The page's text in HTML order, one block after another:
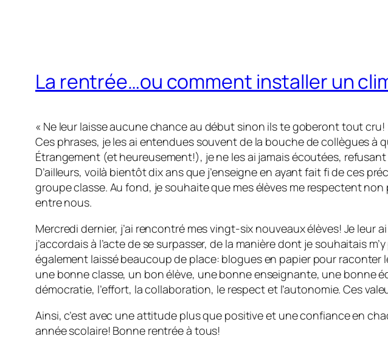
La rentrée…ou comment installer un
« Ne leur laisse aucune chance au début sinon ils te goberont tout
Ces phrases, je les ai entendues souvent de la bouche de collègues à
Étrangement (et heureusement!), je ne les ai jamais écoutées,
D’ailleurs, voilà bientôt dix ans que j’enseigne en ayant fait fi de ces
groupe classe. Au fond, je souhaite que mes élèves me respectent
entre nous.
Mercredi dernier, j’ai rencontré mes vingt-six nouveaux élèves! Je leur
j’accordais à l’acte de se surpasser, de la manière dont je souhaitais
également laissé beaucoup de place: blogues en papier pour
une bonne classe, un bon élève, une bonne enseignante, une bonne
démocratie, l’effort, la collaboration, le respect et l’autonomie. Ces
Ainsi, c’est avec une attitude plus que positive et une confiance en
année scolaire! Bonne rentrée à tous!